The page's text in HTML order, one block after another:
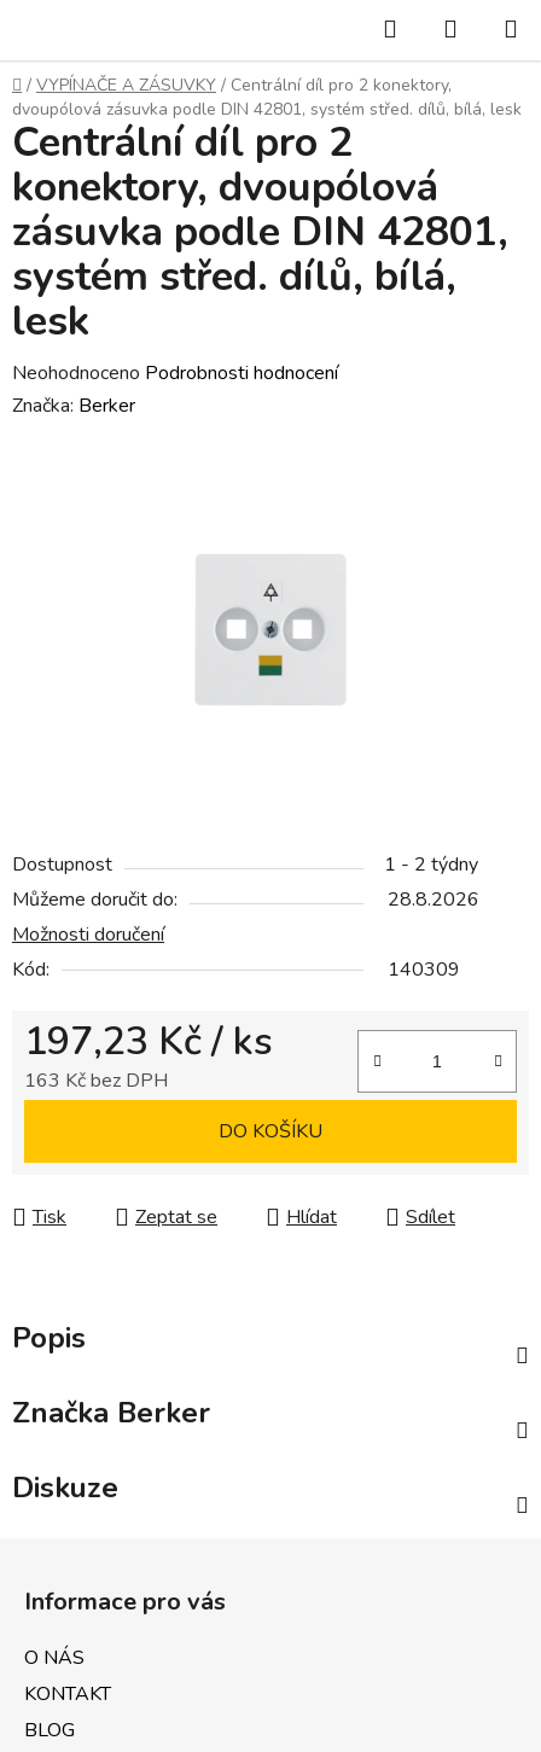
obsah
Hledat
KOŠÍK
Domů
/ VYPÍNAČE A ZÁSUVKY / Centrální díl pro 2 konektory,
dvoupólová zásuvka podle DIN 42801, systém střed. dílů, bílá, lesk
Dostupnost
1 - 2 týdny
Můžeme doručit do:
28.8.2026
Možnosti doručení
Kód:
140309
197,23 Kč/ ks
163 Kč bez DPH
DO KOŠÍKU
Tisk Zeptat se Hlídat Sdílet
Centrální díl pro 2
konektory, dvoupólová
zásuvka podle DIN 42801,
systém střed. dílů, bílá,
lesk
Průměrné
hodnocení
Neohodnoceno Podrobnosti hodnocení
Značka: Berker
Popis
Značka Berker
Diskuze
Informace pro vás
O NÁS
KONTAKT
BLOG